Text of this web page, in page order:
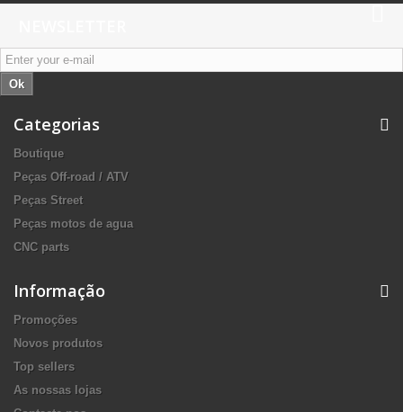
Ok
Categorias
Boutique
Peças Off-road / ATV
Peças Street
Peças motos de agua
CNC parts
Informação
Promoções
Novos produtos
Top sellers
As nossas lojas